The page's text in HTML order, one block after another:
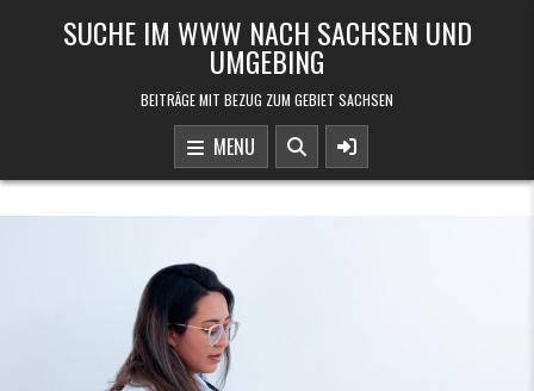
SUCHE IM WWW NACH SACHSEN UND
UMGEBING
BEITRÄGE MIT BEZUG ZUM GEBIET SACHSEN
MENU